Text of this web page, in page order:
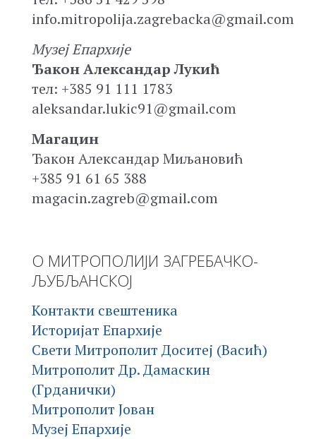
info.mitropolija.zagrebacka@gmail.com
Музеј Епархије
Ђакон Александар Лукић
тел: +385 91 111 1783
aleksandar.lukic91@gmail.com
Магацин
Ђакон Александар Миљановић
+385 91 61 65 388
magacin.zagreb@gmail.com
О МИТРОПОЛИЈИ ЗАГРЕБАЧКО-
ЉУБЉАНСКОЈ
Контакти свештеника
Историјат Епархије
Свети Митрополит Доситеј (Васић)
Митрополит Др. Дамаскин
(Грданички)
Митрополит Јован
Музеј Епархије